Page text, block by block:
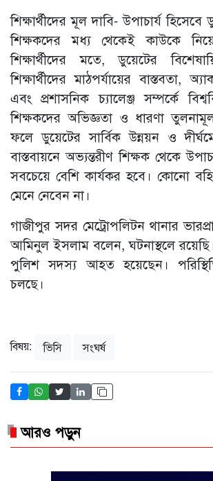
শিক্ষার্থীদের মূল দাবি- উপাচার্য হিসেবে
শিক্ষকদের মধ্য থেকেই কাউকে
শিক্ষার্থীদের মতে, ডুয়েটের
শিক্ষার্থীদের মাঠপর্যায়ের বাস্তবতা,
এবং প্রশাসনিক চ্যালেঞ্জ সম্পর্কে
শিক্ষকদের অভিজ্ঞতা ও ধারণা
ফলে ডুয়েটের সার্বিক উন্নয়ন ও
বাস্তবায়নে অভ্যন্তরীণ শিক্ষক থেকে
সবচেয়ে বেশি কার্যকর হবে। কোনো
মেনে নেবেন না।
গাজীপুর সদর মেট্রোপলিটন থানার
আমিনুল ইসলাম বলেন, ঘটনাস্থলে
পুলিশ সদস্য আহত হয়েছেন।
চলছে।
বিষয়: ভিসি সংঘর্ষ
আরও পড়ুন